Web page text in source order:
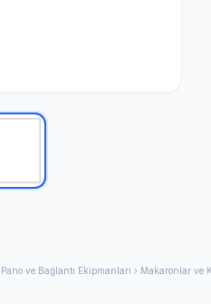
Pano ve Bağlantı Ekipmanları › Makaronlar ve